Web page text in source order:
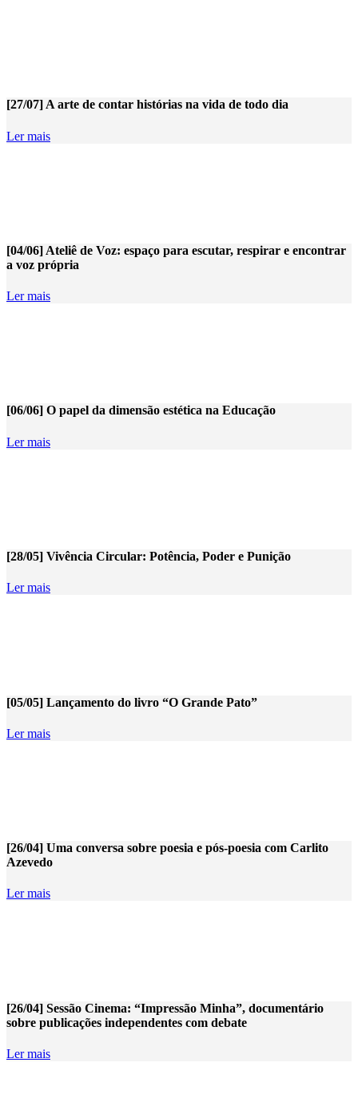
[27/07] A arte de contar histórias na vida de todo dia
Ler mais
[04/06] Ateliê de Voz: espaço para escutar, respirar e encontrar
a voz própria
Ler mais
[06/06] O papel da dimensão estética na Educação
Ler mais
[28/05] Vivência Circular: Potência, Poder e Punição
Ler mais
[05/05] Lançamento do livro “O Grande Pato”
Ler mais
[26/04] Uma conversa sobre poesia e pós-poesia com Carlito
Azevedo
Ler mais
[26/04] Sessão Cinema: “Impressão Minha”, documentário
sobre publicações independentes com debate
Ler mais